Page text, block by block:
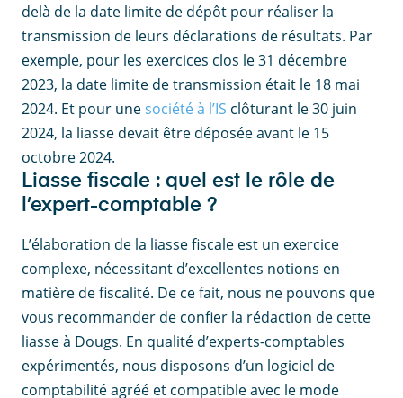
delà de la date limite de dépôt pour réaliser la
transmission de leurs déclarations de résultats. Par
exemple, pour les exercices clos le 31 décembre
2023, la date limite de transmission était le 18 mai
2024. Et pour unesociété à l’IS clôturant le 30 juin
2024, la liasse devait être déposée avant le 15
octobre 2024.
Liasse fiscale : quel est le rôle de
l’expert-comptable ?
L’élaboration de la liasse fiscale est un exercice
complexe, nécessitant d’excellentes notions en
matière de fiscalité. De ce fait, nous ne pouvons que
vous recommander de confier la rédaction de cette
liasse à Dougs. En qualité d’experts-comptables
expérimentés, nous disposons d’un logiciel de
comptabilité agréé et compatible avec le mode